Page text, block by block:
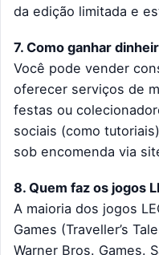
da edição limitada e
7. Como ganhar
Você pode vender
oferecer serviços de
festas ou
sociais (como
sob encomenda via
8. Quem faz os jogos
A maioria dos jogos
Games (Traveller’s
Warner Bros. Games.